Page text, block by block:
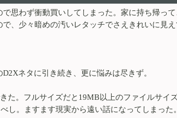
思わず衝動買いしてしまった。家に持ち帰っ
、少々暗めの汚いレタッチでさえきれいに見
ネタに引き続き、更に悩みは尽きず。
た。フルサイズだと19MB以上のファイルサイ
。ますます現実から遠い話になってしまった